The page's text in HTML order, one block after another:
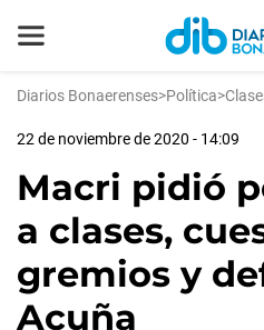
Diarios Bonaerenses>Política>
22 de noviembre de 2020 - 14:09
Macri pidió
a clases,
gremios y
Acuña